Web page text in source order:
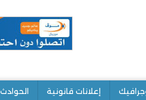
إعلانات قانونية الحوادث